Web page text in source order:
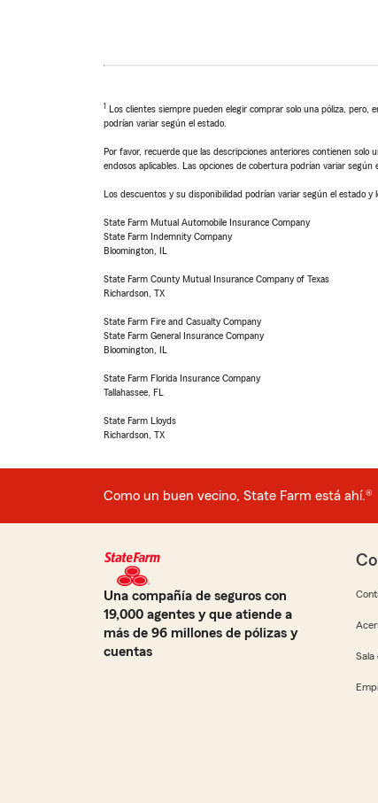
1 Los clientes siempre pueden elegir comprar solo una póliza, pero,
podrían variar según el estado.
Por favor, recuerde que las descripciones anteriores contienen solo
endosos aplicables. Las opciones de cobertura podrían variar
Los descuentos y su disponibilidad podrían variar según el estado
State Farm Mutual Automobile Insurance Company
State Farm Indemnity Company
Bloomington, IL
State Farm County Mutual Insurance Company of Texas
Richardson, TX
State Farm Fire and Casualty Company
State Farm General Insurance Company
Bloomington, IL
State Farm Florida Insurance Company
Tallahassee, FL
State Farm Lloyds
Richardson, TX
Como un buen vecino, State Farm está ahí.®
Una compañía de seguros con
19,000 agentes y que atiende a
más de 96 millones de pólizas y
cuentas
Sala